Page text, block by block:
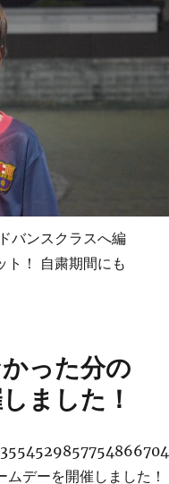
バンスクラスへ編
ト！ 自粛期間にも
った分の
ました！